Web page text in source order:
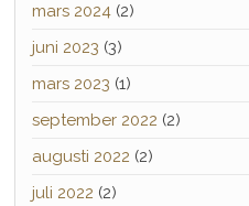
mars 2024(2)
juni 2023 (3)
mars 2023 (1)
september 2022 (2)
augusti 2022 (2)
juli 2022 (2)